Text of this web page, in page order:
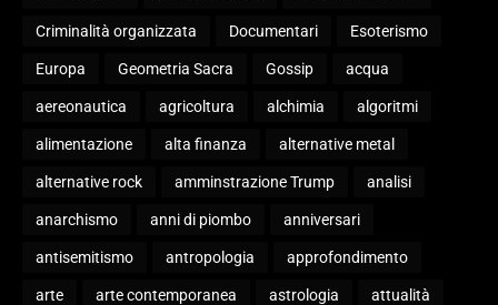
Criminalità organizzata Documentari Esoterismo
Europa Geometria Sacra Gossip acqua
aereonautica agricoltura alchimia algoritmi
alimentazione alta finanza alternative metal
alternative rock amminstrazione Trump analisi
anarchismo anni di piombo anniversari
antisemitismo antropologia approfondimento
arte arte contemporanea astrologia attualità